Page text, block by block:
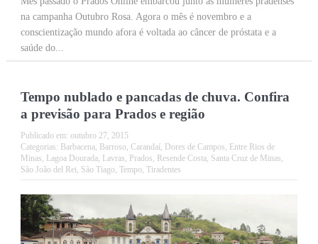
na campanha Outubro Rosa. Agora o mês é novembro e a
conscientização mundo afora é voltada ao câncer de próstata e a
saúde do...
Tempo nublado e pancadas de chuva. Confira
a previsão para Prados e região
Publicado em: outubro 27, 2015
Categorias: Barbacena, Barroso, Carandaí, Dores de Campos Entre Rios de
Minas Lagoa Dourada, Lavras Prados Resende Costa, Santa Cruz de Minas
São João del Rei São Tiago, Tempo, Tiradentes